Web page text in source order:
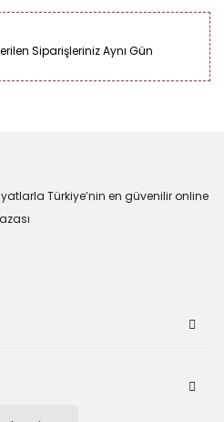
Siparişleriniz Aynı Gün
Türkiye’nin en güvenilir online